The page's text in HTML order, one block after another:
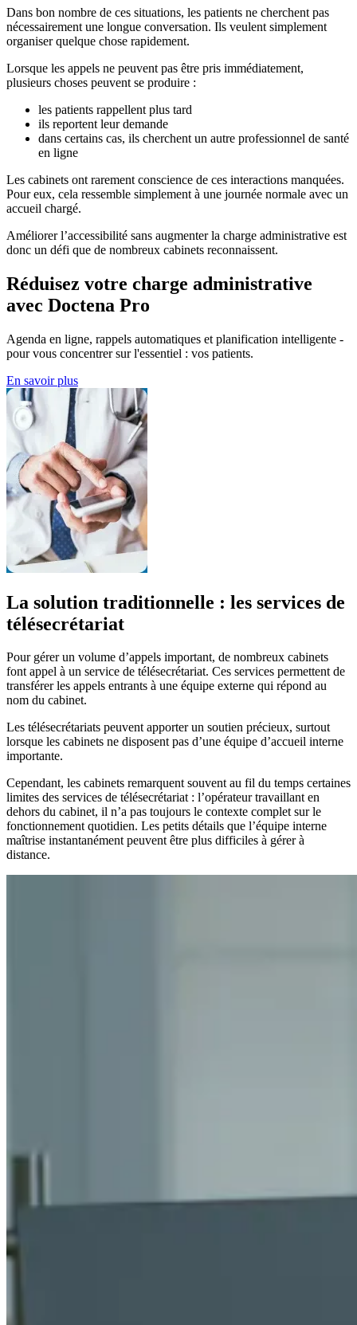
Dans bon nombre de ces situations, les patients ne cherchent pas
nécessairement une longue conversation. Ils veulent simplement
organiser quelque chose rapidement.
Lorsque les appels ne peuvent pas être pris immédiatement,
plusieurs choses peuvent se produire :
les patients rappellent plus tard
ils reportent leur demande
dans certains cas, ils cherchent un autre professionnel de santé
en ligne
Les cabinets ont rarement conscience de ces interactions manquées.
Pour eux, cela ressemble simplement à une journée normale avec un
accueil chargé.
Améliorer l’accessibilité sans augmenter la charge administrative est
donc un défi que de nombreux cabinets reconnaissent.
Réduisez votre charge administrative
avec Doctena Pro
Agenda en ligne, rappels automatiques et planification intelligente -
pour vous concentrer sur l'essentiel : vos patients.
En savoir plus
La solution traditionnelle : les services de
télésecrétariat
Pour gérer un volume d’appels important, de nombreux cabinets
font appel à un service de télésecrétariat. Ces services permettent de
transférer les appels entrants à une équipe externe qui répond au
nom du cabinet.
Les télésecrétariats peuvent apporter un soutien précieux, surtout
lorsque les cabinets ne disposent pas d’une équipe d’accueil interne
importante.
Cependant, les cabinets remarquent souvent au fil du temps certaines
limites des services de télésecrétariat : l’opérateur travaillant en
dehors du cabinet, il n’a pas toujours le contexte complet sur le
fonctionnement quotidien. Les petits détails que l’équipe interne
maîtrise instantanément peuvent être plus difficiles à gérer à
distance.